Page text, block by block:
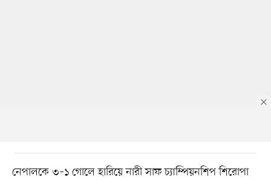
নেপালকে ৩–১ গোলে হারিয়ে নারী সাফ চ্যাম্পিয়নশিপ শিরোপা